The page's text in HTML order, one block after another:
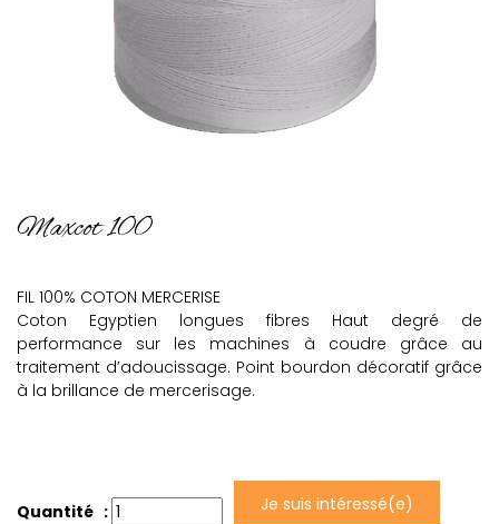
Maxcot 100
FIL 100% COTON MERCERISE
Coton Egyptien longues fibres Haut degré de
performance sur les machines à coudre grâce au
traitement d’adoucissage. Point bourdon décoratif grâce
à la brillance de mercerisage.
Quantité : Je suis intéressé(e)